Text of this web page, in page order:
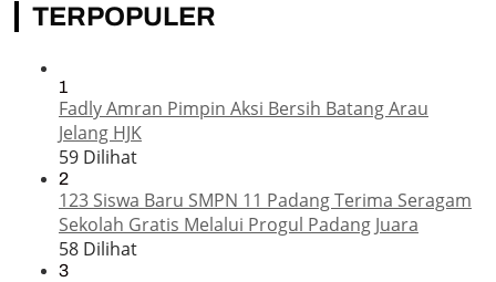
TERPOPULER
1
Fadly Amran Pimpin Aksi Bersih Batang Arau
Jelang HJK
59 Dilihat
2
123 Siswa Baru SMPN 11 Padang Terima Seragam
Sekolah Gratis Melalui Progul Padang Juara
58 Dilihat
3